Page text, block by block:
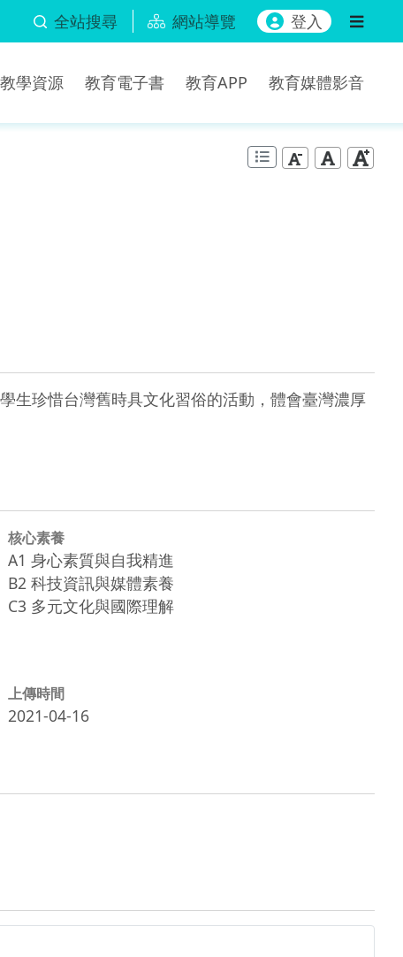
全站搜尋 網站導覽 登入
學資源 教育電子書 教育APP 教育媒體影音
生珍惜台灣舊時具文化習俗的活動，體會臺灣濃厚
核心素養
A1 身心素質與自我精進
B2 科技資訊與媒體素養
C3 多元文化與國際理解
上傳時間
2021-04-16